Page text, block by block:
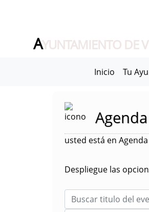
AYUNTAMIENTO DE
Inicio Tu
Agenda
usted está en Agenda
Despliegue las